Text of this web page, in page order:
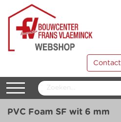
Contact
PVC Foam SF wit 6 mm